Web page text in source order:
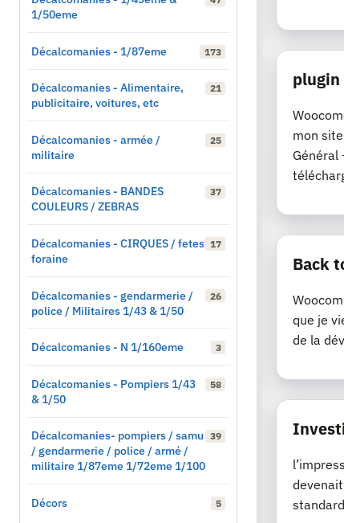
plugin
mon
Général
Back
que je
de la
1/50eme
Décalcomanies - 1/87eme 173
Décalcomanies - Alimentaire,
publicitaire, voitures, etc
21
Décalcomanies - armée /
militaire
25
Décalcomanies - BANDES
COULEURS / ZEBRAS
37
Décalcomanies - CIRQUES / fetes
foraine
17
Décalcomanies - gendarmerie /
police / Militaires 1/43 & 1/50
26
Décalcomanies - N 1/160eme 3
Décalcomanies - Pompiers 1/43
& 1/50
58
Décalcomanies- pompiers / samu
/ gendarmerie / police / armé /
militaire 1/87eme 1/72eme 1/100
39
Décors 5